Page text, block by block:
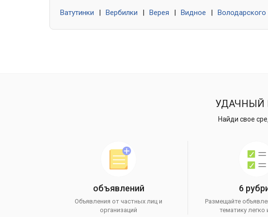
Ватутинки Вербилки Верея Видное Володарского
УДАЧНЫЙ
Найди свое
объявлений
Объявления от частных лиц и
организаций
6
Размещайте
тематику легко